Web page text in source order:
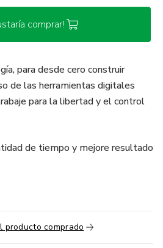
comprar!
para desde cero construir
de las herramientas digitales
para la libertad y el control
de tiempo y mejore resultado
producto comprado